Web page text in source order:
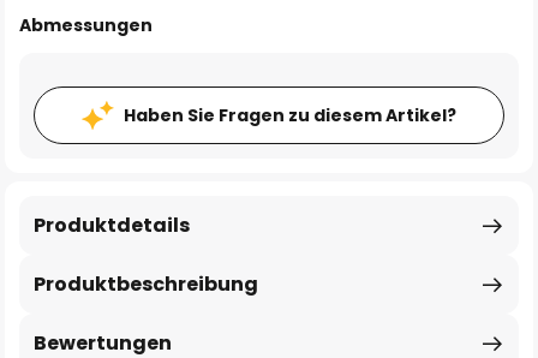
Abmessungen
Haben Sie Fragen zu diesem Artikel?
Produktbeschreibung
Produktdetails
Bewertungen